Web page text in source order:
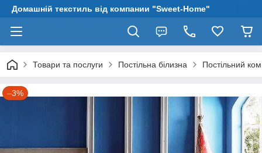
Домашній текстиль від компании "Sweet-Home"
Товари та послуги Постільна білизна Постільний
–3%